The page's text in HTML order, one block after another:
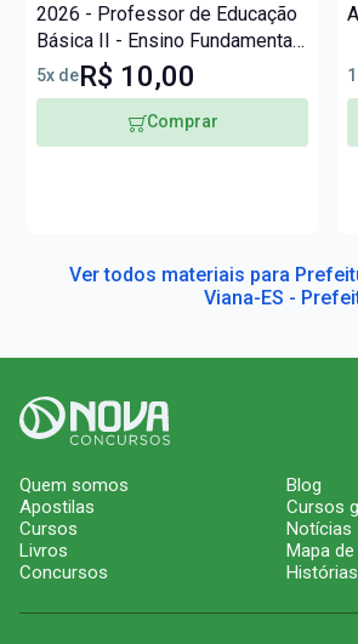
2026 - Professor de Educação
Básica II - Ensino Fundamental
Anos Iniciais (PEB II)
5x deR$ 10,00
Comprar
Ver todos materiais para
Viana-ES -
Quem somos
Apostilas
Cursos
Livros
Concursos
Blog
Cursos
Notícias
Mapa